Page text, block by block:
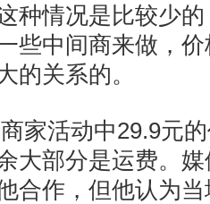
种情况是比较少
些中间商来做，
的关系的。
活动中29.9元的
大部分是运费。
合作，但他认为